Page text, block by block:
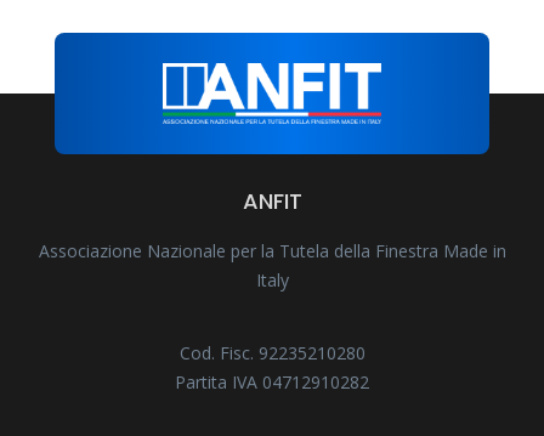
ANFIT
Associazione Nazionale per la Tutela della Finestra Made in
Italy
Cod. Fisc. 92235210280
Partita IVA 04712910282